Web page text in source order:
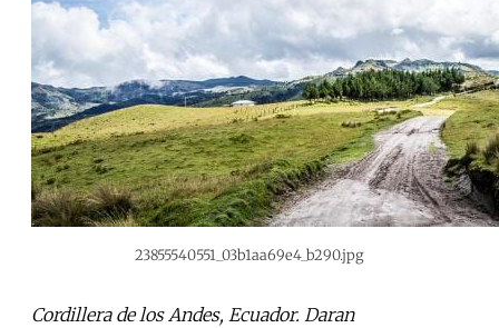
23855540551_03b1aa69e4_b290.jpg
Cordillera de los Andes, Ecuador. Daran